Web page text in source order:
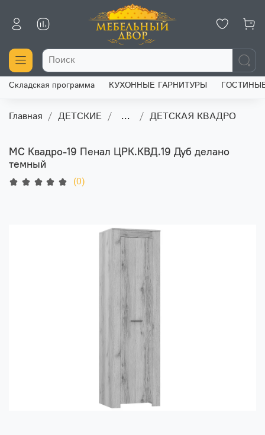
Складская программа КУХОННЫЕ ГАРНИТУРЫ
Главная ДЕТСКИЕ ... ДЕТСКАЯ КВАДРО
МС Квадро-19 Пенал ЦРК.КВД.19 Дуб делано
темный
(0)